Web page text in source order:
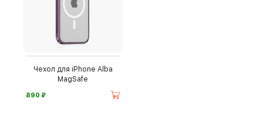
Чехол для iPhone Alba
MagSafe
890 ⃏